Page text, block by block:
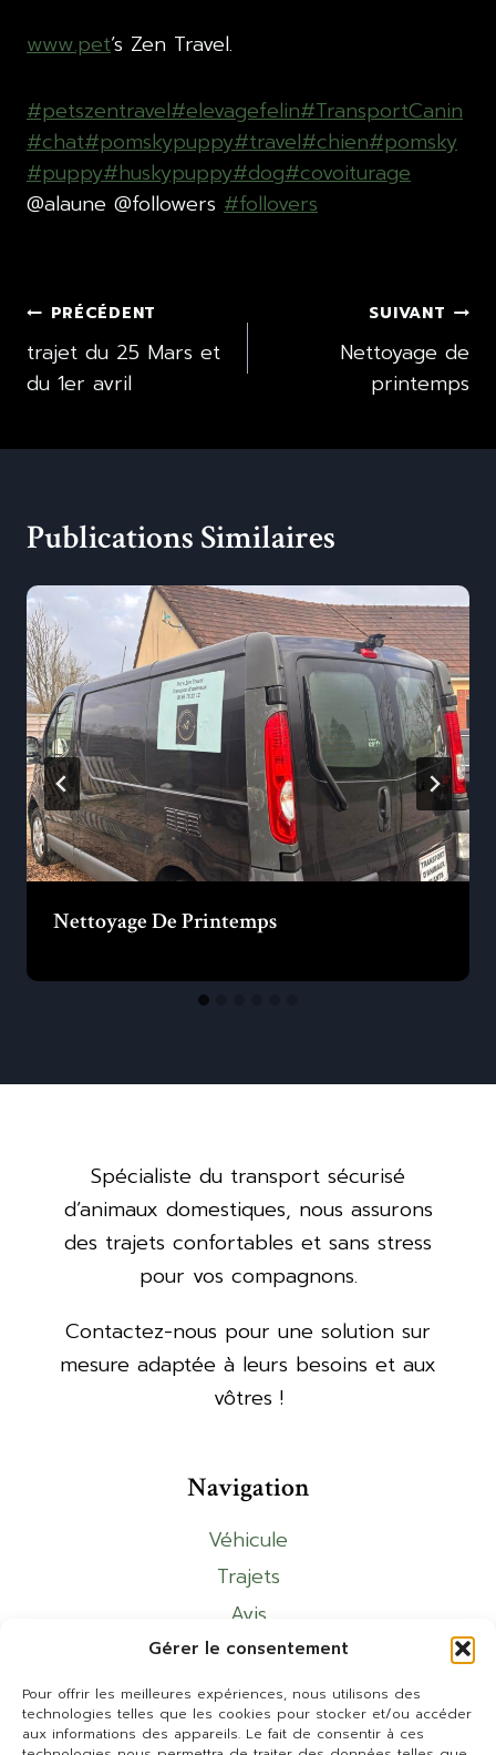
Gérer le consentement
Pour offrir les meilleures expériences, nous utilisons des
technologies telles que les cookies pour stocker et/ou accéder
aux informations des appareils. Le fait de consentir à ces
www.pet’s Zen Travel.
#petszentravel#elevagefelin#TransportCanin
#chat#pomskypuppy#travel#chien#pomsky
#puppy#huskypuppy#dog#covoiturage
@alaune @followers #follovers
Navigation
De
L’article
PRÉCÉDENT
trajet du 25 Mars et
du 1er avril
SUIVANT
Nettoyage de
printemps
Publications Similaires
Nettoyage De Printemps
Spécialiste du transport sécurisé
d’animaux domestiques, nous assurons
des trajets confortables et sans stress
pour vos compagnons.
Contactez-nous pour une solution sur
mesure adaptée à leurs besoins et aux
vôtres !
Navigation
Véhicule
Trajets
Avis
Devis
Contact